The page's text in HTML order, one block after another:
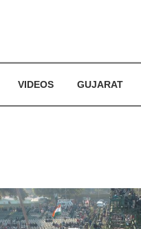
VIDEOS GUJARAT